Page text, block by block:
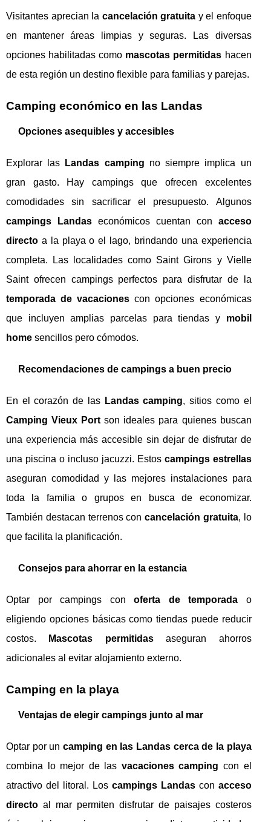
Visitantes aprecian la cancelación gratuita y el enfoque
en mantener áreas limpias y seguras. Las diversas
opciones habilitadas como mascotas permitidas hacen
de esta región un destino flexible para familias y parejas.
Camping económico en las Landas
Opciones asequibles y accesibles
Explorar las Landas camping no siempre implica un
gran gasto. Hay campings que ofrecen excelentes
comodidades sin sacrificar el presupuesto. Algunos
campings Landaseconómicos cuentan con acceso
directo a la playa o el lago, brindando una experiencia
completa. Las localidades como Saint Girons y Vielle
Saint ofrecen campings perfectos para disfrutar de la
temporada de vacaciones con opciones económicas
que incluyen amplias parcelas para tiendas y mobil
home sencillos pero cómodos.
Recomendaciones de campings a buen precio
En el corazón de las Landas camping, sitios como el
Camping Vieux Port son ideales para quienes buscan
una experiencia más accesible sin dejar de disfrutar de
una piscina o incluso jacuzzi. Estos campings estrellas
aseguran comodidad y las mejores instalaciones para
toda la familia o grupos en busca de economizar.
También destacan terrenos concancelación gratuita, lo
que facilita la planificación.
Consejos para ahorrar en la estancia
Optar por campings conoferta de temporada o
eligiendo opciones básicas como tiendas puede reducir
costos.
Mascotas permitidasaseguran ahorros
adicionales al evitar alojamiento externo.
Camping en la playa
Ventajas de elegir campings junto al mar
Optar por un camping en las Landas cerca de la playa
combina lo mejor de las vacaciones camping con el
atractivo del litoral. Los campings Landascon acceso
directo al mar permiten disfrutar de paisajes costeros